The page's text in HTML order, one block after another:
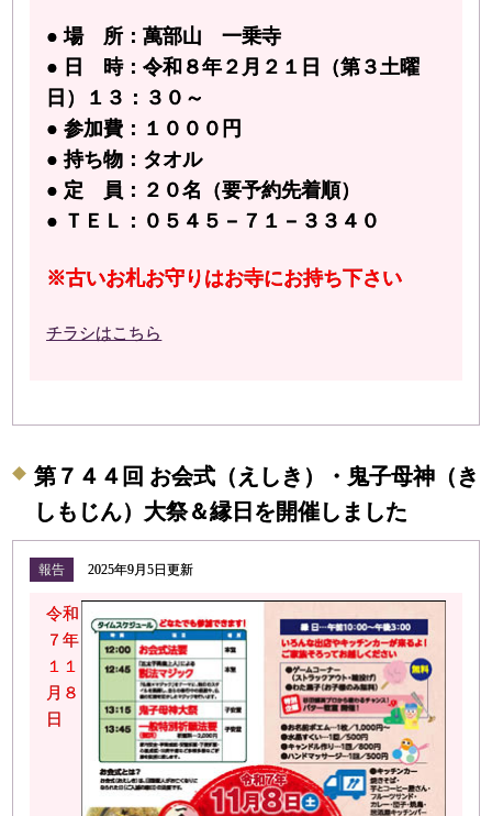
● 場 所：萬部山 一乗寺
● 日 時：令和８年２月２１日（第３土曜
日）１３：３０～
● 参加費：１０００円
● 持ち物：タオル
● 定 員：２０名（要予約先着順）
● ＴＥＬ：０５４５－７１－３３４０
※古いお札お守りはお寺にお持ち下さい
チラシはこちら
第７４４回 お会式（えしき）・鬼子母神（き
しもじん）大祭＆縁日を開催しました
報告 2025年9月5日更新
令和
７年
１１
月８
日